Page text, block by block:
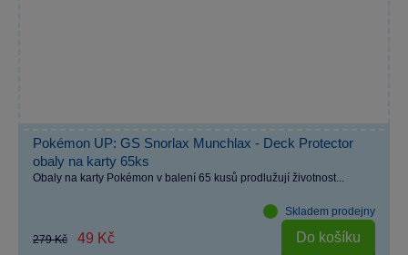
Pokémon UP: GS Snorlax Munchlax - Deck Protector
obaly na karty 65ks
Obaly na karty Pokémon v balení 65 kusů prodlužují životnost...
Skladem prodejny
279 Kč 49 Kč Do košíku